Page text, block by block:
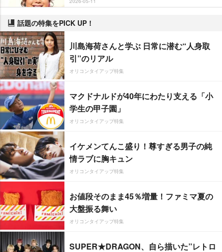
話題の特集をPICK UP！
川島海荷さんと学ぶ 日常に潜む“人身取
引”のリアル
オリコンタイアップ特集
マクドナルドが40年にわたり支える「小
学生の甲子園」
オリコンタイアップ特集
イケメンてんこ盛り！尊すぎる男子の純
情ラブに胸キュン
オリコンタイアップ特集
お値段そのまま45％増量！ファミマ夏の
大盤振る舞い
オリコンタイアップ特集
SUPER★DRAGON、自ら描いた”レトロ